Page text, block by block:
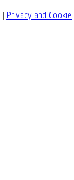
| Privacy and Cookie